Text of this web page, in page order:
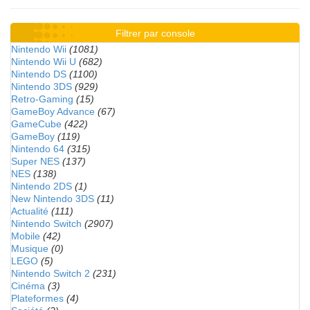
Filtrer par console
Nintendo Wii (1081)
Nintendo Wii U (682)
Nintendo DS (1100)
Nintendo 3DS (929)
Retro-Gaming (15)
GameBoy Advance (67)
GameCube (422)
GameBoy (119)
Nintendo 64 (315)
Super NES (137)
NES (138)
Nintendo 2DS (1)
New Nintendo 3DS (11)
Actualité (111)
Nintendo Switch (2907)
Mobile (42)
Musique (0)
LEGO (5)
Nintendo Switch 2 (231)
Cinéma (3)
Plateformes (4)